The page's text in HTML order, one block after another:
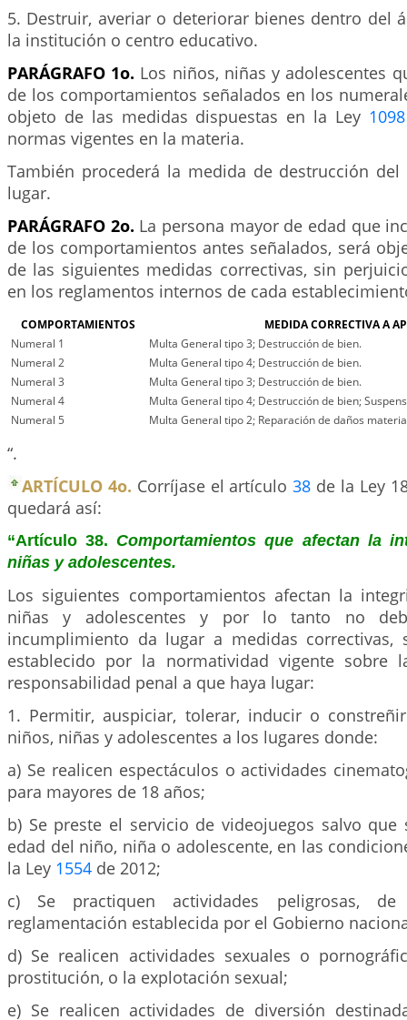
5. Destruir, averiar o deteriorar bienes dentro del
la institución o centro educativo.
PARÁGRAFO 1o. Los niños, niñas y adolescentes
de los comportamientos señalados en los
objeto de las medidas dispuestas en la Ley 1098
normas vigentes en la materia.
También procederá la medida de destrucción del
lugar.
PARÁGRAFO 2o. La persona mayor de edad que
de los comportamientos antes señalados, será
de las siguientes medidas correctivas, sin
en los reglamentos internos de cada
COMPORTAMIENTOS
MEDIDA CORRECTIVA A
Numeral 1
Multa General tipo 3; Destrucción de bien.
Numeral 2
Multa General tipo 4; Destrucción de bien.
Numeral 3
Multa General tipo 3; Destrucción de bien.
Numeral 4
Multa General tipo 4; Destrucción de bien;
Numeral 5
Multa General tipo 2; Reparación de daños
“.
ARTÍCULO 4o. Corríjase el artículo38 de la Ley
quedará así:
“Artículo 38. Comportamientos que afectan la
niñas y adolescentes.
Los siguientes comportamientos afectan la
niñas y adolescentes y por lo tanto no
incumplimiento da lugar a medidas
establecido por la normatividad vigente sobre
responsabilidad penal a que haya lugar:
1. Permitir, auspiciar, tolerar, inducir o
niños, niñas y adolescentes a los lugares donde:
a) Se realicen espectáculos o actividades
para mayores de 18 años;
b) Se preste el servicio de videojuegos salvo que
edad del niño, niña o adolescente, en las
la Ley 1554 de 2012;
c) Se practiquen actividades peligrosas,
reglamentación establecida por el Gobierno
d) Se realicen actividades sexuales o
prostitución, o la explotación sexual;
e) Se realicen actividades de diversión